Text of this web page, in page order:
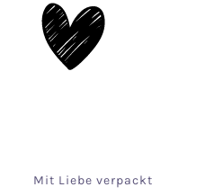
Mit Liebe verpackt